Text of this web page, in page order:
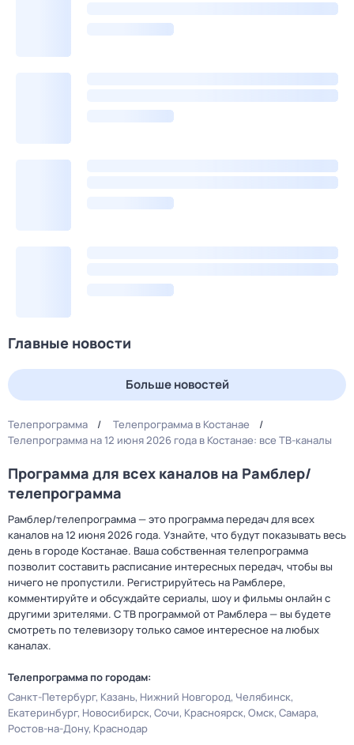
Главные новости
Больше новостей
Телепрограмма
Телепрограмма в Костанае
Телепрограмма на 12 июня 2026 года в Костанае: все ТВ-каналы
Программа для всех каналов на Рамблер/
телепрограмма
Рамблер/телепрограмма — это программа передач для всех
каналов на 12 июня 2026 года. Узнайте, что будут показывать весь
день в городе Костанае. Ваша собственная телепрограмма
позволит составить расписание интересных передач, чтобы вы
ничего не пропустили. Регистрируйтесь на Рамблере,
комментируйте и обсуждайте сериалы, шоу и фильмы онлайн с
другими зрителями. С ТВ программой от Рамблера — вы будете
смотреть по телевизору только самое интересное на любых
каналах.
Телепрограмма по городам:
Санкт-Петербург Казань Нижний Новгород Челябинск
Екатеринбург Новосибирск Сочи Красноярск Омск Самара
Ростов-на-Дону Краснодар